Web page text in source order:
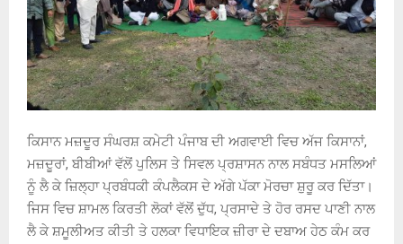
ਕਿਸਾਨ ਮਜ਼ਦੂਰ ਸੰਘਰਸ਼ ਕਮੇਟੀ ਪੰਜਾਬ ਦੀ ਅਗਵਾਈ ਵਿਚ ਅੱਜ ਕਿਸਾਨਾਂ,
ਮਜ਼ਦੂਰਾਂ, ਬੀਬੀਆਂ ਵੱਲੋਂ ਪੁਲਿਸ ਤੇ ਸਿਵਲ ਪ੍ਰਸ਼ਾਸਨ ਨਾਲ ਸਬੰਧਤ ਮਸਲਿਆਂ
ਨੂੰ ਲੈ ਕੇ ਜ਼ਿਲ੍ਹਾ ਪ੍ਰਬੰਧਕੀ ਕੰਪਲੈਕਸ ਦੇ ਅੱਗੇ ਪੱਕਾ ਮੋਰਚਾ ਸ਼ੁਰੂ ਕਰ ਦਿੱਤਾ।
ਜਿਸ ਵਿਚ ਸ਼ਾਮਲ ਕਿਰਤੀ ਲੋਕਾਂ ਵੱਲੋਂ ਦੁੱਧ, ਪ੍ਰਸਾਦੇ ਤੇ ਹੋਰ ਰਸਦ ਪਾਣੀ ਨਾਲ
ਲੈ ਕੇ ਸ਼ਮੂਲੀਅਤ ਕੀਤੀ ਤੇ ਹਲਕਾ ਵਿਧਾਇਕ ਜ਼ੀਰਾ ਦੇ ਦਬਾਅ ਹੇਠ ਕੰਮ ਕਰ